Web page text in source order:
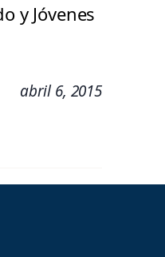
y Jóvenes
abril 6, 2015